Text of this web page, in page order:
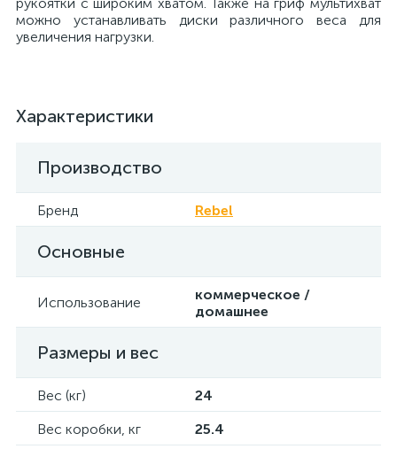
можно устанавливать диски различного веса для
увеличения нагрузки.
Характеристики
Производство
Бренд Rebel
Основные
Использование
коммерческое /
домашнее
Размеры и вес
Вес (кг)
24
Вес коробки, кг
25.4